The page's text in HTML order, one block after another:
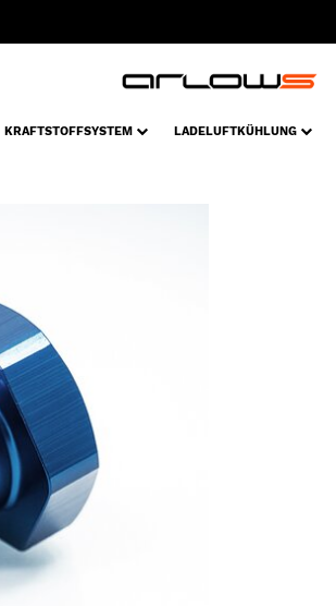
KRAFTSTOFFSYSTEM LADELUFTKÜHLUNG